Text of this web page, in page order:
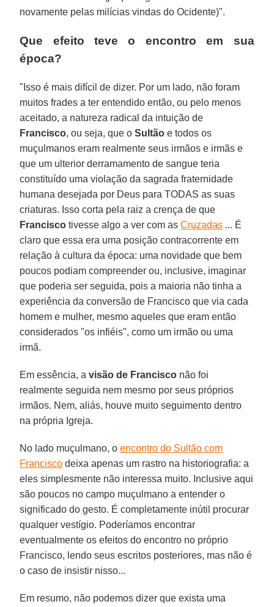
novamente pelas milícias vindas do Ocidente)".
Que efeito teve o encontro em sua
época?
"Isso é mais difícil de dizer. Por um lado, não foram
muitos frades a ter entendido então, ou pelo menos
aceitado, a natureza radical da intuição de
Francisco, ou seja, que oSultão e todos os
muçulmanos eram realmente seus irmãos e irmãs e
que um ulterior derramamento de sangue teria
constituído uma violação da sagrada fraternidade
humana desejada por Deus para TODAS as suas
criaturas. Isso corta pela raiz a crença de que
Francisco tivesse algo a ver com asCruzadas ... É
claro que essa era uma posição contracorrente em
relação à cultura da época: uma novidade que bem
poucos podiam compreender ou, inclusive, imaginar
que poderia ser seguida, pois a maioria não tinha a
experiência da conversão de Francisco que via cada
homem e mulher, mesmo aqueles que eram então
considerados "os infiéis", como um irmão ou uma
irmã.
Em essência, avisão de Francisco não foi
realmente seguida nem mesmo por seus próprios
irmãos. Nem, aliás, houve muito seguimento dentro
na própria Igreja.
No lado muçulmano, oencontro do Sultão com
Francisco deixa apenas um rastro na historiografia: a
eles simplesmente não interessa muito. Inclusive aqui
são poucos no campo muçulmano a entender o
significado do gesto. É completamente inútil procurar
qualquer vestígio. Poderíamos encontrar
eventualmente os efeitos do encontro no próprio
Francisco, lendo seus escritos posteriores, mas não é
o caso de insistir nisso...
Em resumo, não podemos dizer que exista uma